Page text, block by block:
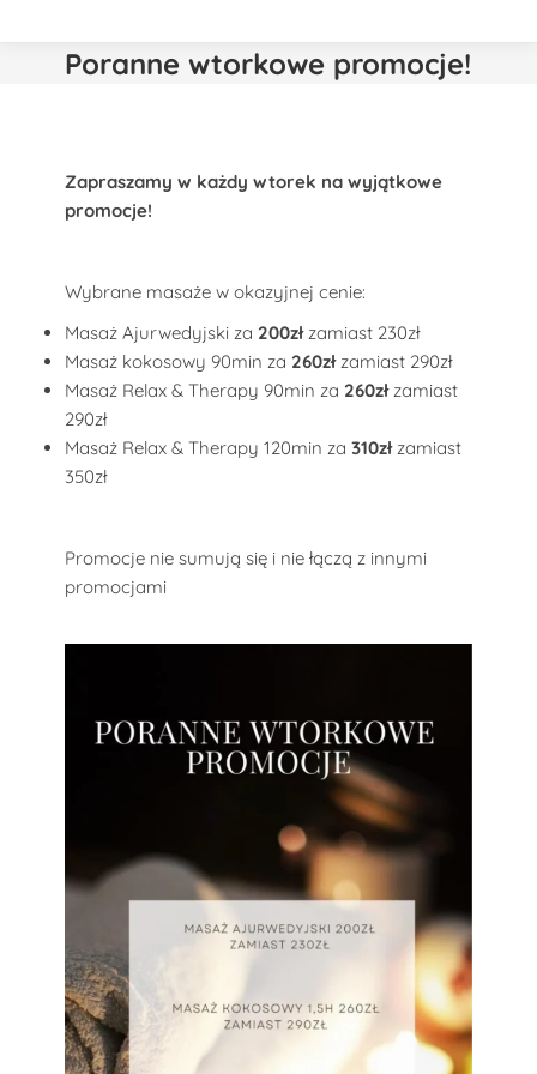
Poranne wtorkowe promocje!
Zapraszamy w każdy wtorek na wyjątkowe
promocje!
Wybrane masaże w okazyjnej cenie:
Masaż Ajurwedyjski za 200złzamiast 230zł
Masaż kokosowy 90min za 260złzamiast 290zł
Masaż Relax & Therapy 90min za 260złzamiast
290zł
Masaż Relax & Therapy 120min za 310złzamiast
350zł
Promocje nie sumują się i nie łączą z innymi
promocjami